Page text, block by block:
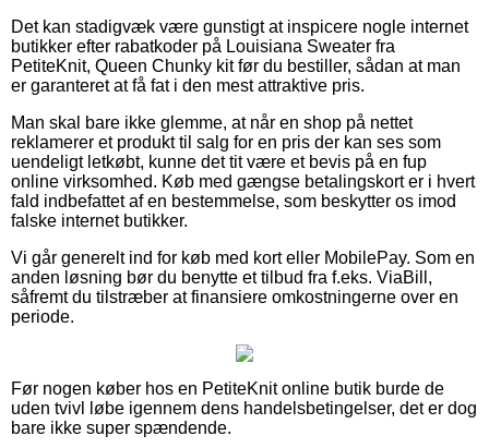
Det kan stadigvæk være gunstigt at inspicere nogle internet
butikker efter rabatkoder på Louisiana Sweater fra
PetiteKnit, Queen Chunky kit før du bestiller, sådan at man
er garanteret at få fat i den mest attraktive pris.
Man skal bare ikke glemme, at når en shop på nettet
reklamerer et produkt til salg for en pris der kan ses som
uendeligt letkøbt, kunne det tit være et bevis på en fup
online virksomhed. Køb med gængse betalingskort er i hvert
fald indbefattet af en bestemmelse, som beskytter os imod
falske internet butikker.
Vi går generelt ind for køb med kort eller MobilePay. Som en
anden løsning bør du benytte et tilbud fra f.eks. ViaBill,
såfremt du tilstræber at finansiere omkostningerne over en
periode.
Før nogen køber hos en PetiteKnit online butik burde de
uden tvivl løbe igennem dens handelsbetingelser, det er dog
bare ikke super spændende.